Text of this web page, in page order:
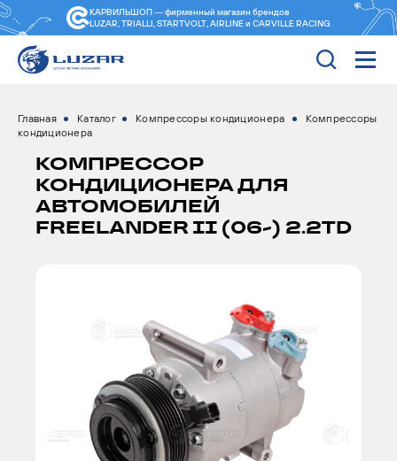
КАРВИЛЬШОП — фирменный магазин брендов
LUZAR, TRIALLI, STARTVOLT, AIRLINE и CARVILLE RACING
Главная Каталог Компрессоры кондиционера
Компрессоры
кондиционера
КОМПРЕССОР
КОНДИЦИОНЕРА ДЛЯ
АВТОМОБИЛЕЙ
FREELANDER II (06-) 2.2TD